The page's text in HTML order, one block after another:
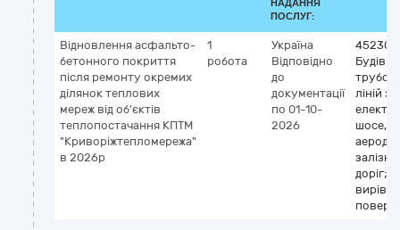
НАДАННЯ
ПОСЛУГ:
Відновлення асфальто-
бетонного покриття
після ремонту окремих
ділянок теплових
мереж від об'єктів
теплопостачання КПТМ
"Криворіжтепломережа"
в 2026р
1
робота
Україна
Відповідно
до
документації
по 01-10-
2026
ліній
шосе,
доріг;